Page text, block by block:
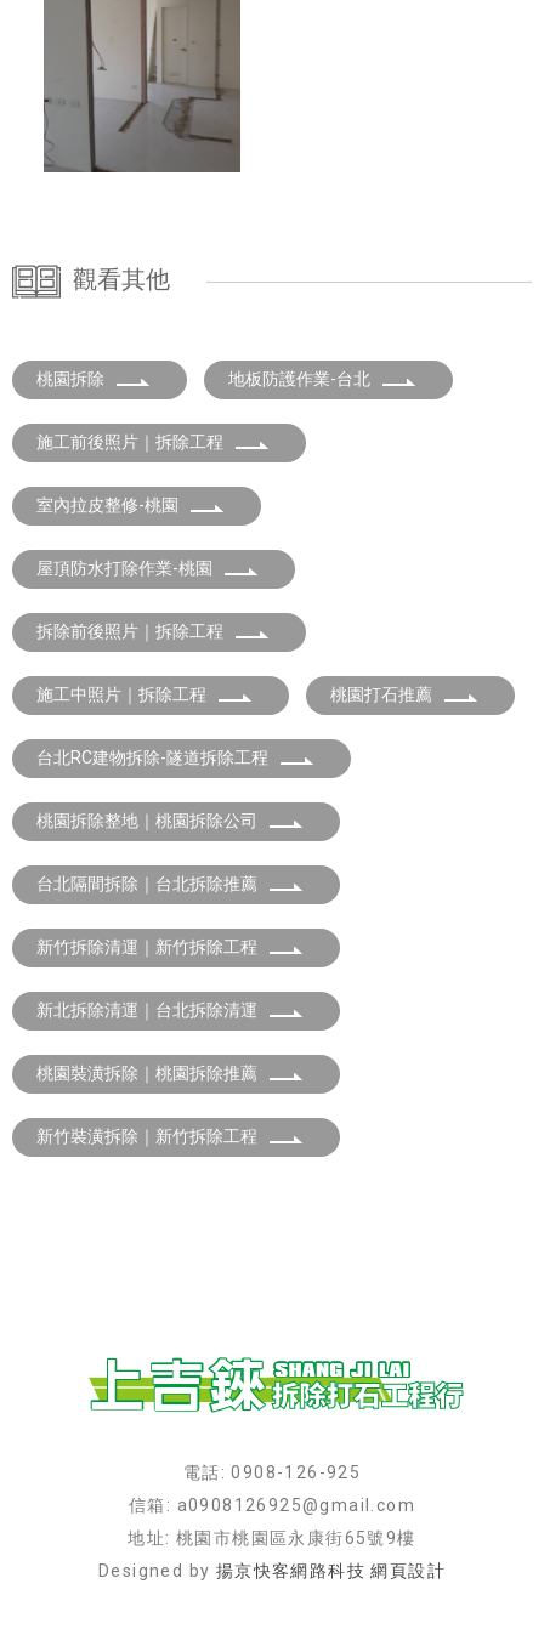
觀看其他
桃園拆除 地板防護作業-台北
施工前後照片｜拆除工程
室內拉皮整修-桃園
屋頂防水打除作業-桃園
拆除前後照片｜拆除工程
施工中照片｜拆除工程 桃園打石推薦
台北RC建物拆除-隧道拆除工程
桃園拆除整地｜桃園拆除公司
台北隔間拆除｜台北拆除推薦
新竹拆除清運｜新竹拆除工程
新北拆除清運｜台北拆除清運
桃園裝潢拆除｜桃園拆除推薦
新竹裝潢拆除｜新竹拆除工程
電話: 0908-126-925
信箱: a0908126925@gmail.com
地址: 桃園市桃園區永康街65號9樓
Designed by 揚京快客網路科技 網頁設計